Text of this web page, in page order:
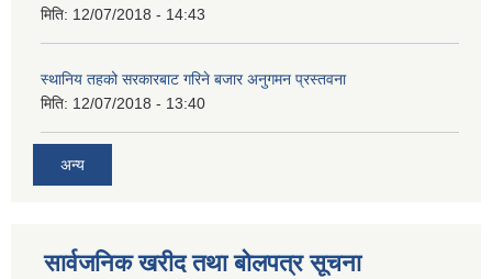
मिति: 12/07/2018 - 14:43
स्थानिय तहको सरकारबाट गरिने बजार अनुगमन प्रस्तवना
मिति: 12/07/2018 - 13:40
अन्य
सार्वजनिक खरीद तथा बोलपत्र सूचना